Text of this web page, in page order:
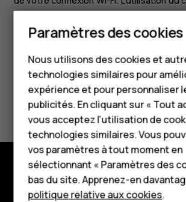
Smartphones
Téléphones
Accessoires
HMD Terra M
Pour les
Tablettes
Boutique
risque d'accès par autrui à vos données.
Avez-vous trouvé cela utile?
Oui Non
Boutique
Paramètres des cookies
Nous utilisons des cookies et
technologies similaires pour
expérience et pour personnaliser
publicités. En cliquant sur « Tout
vous acceptez l’utilisation de
technologies similaires. Vous
vos paramètres à tout moment en
sélectionnant « Paramètres des
bas du site. Apprenez-en
politique relative aux cookies.